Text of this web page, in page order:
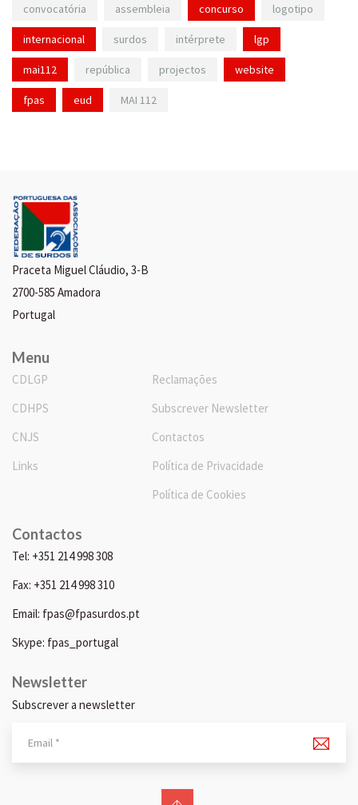
convocatória assembleia concurso logotipo
internacional surdos intérprete lgp
mai112 república projectos website
fpas eud MAI 112
Praceta Miguel Cláudio, 3-B
2700-585 Amadora
Portugal
Menu
CDLGP
CDHPS
CNJS
Links
Reclamações
Subscrever Newsletter
Contactos
Política de Privacidade
Política de Cookies
Contactos
Tel: +351 214 998 308
Fax: +351 214 998 310
Email: fpas@fpasurdos.pt
Skype: fpas_portugal
Newsletter
Subscrever a newsletter